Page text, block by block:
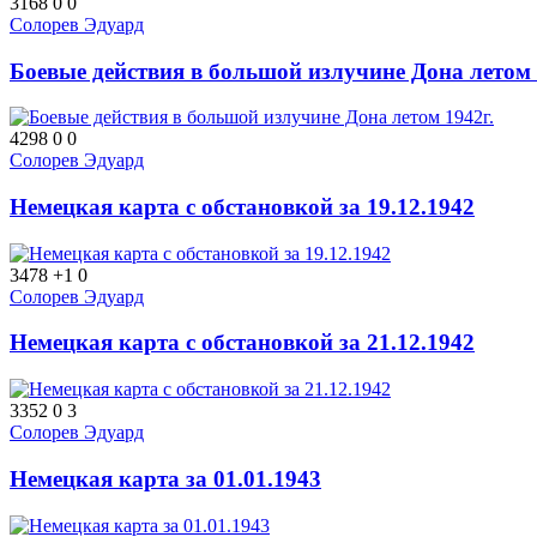
Солорев Эдуард
Боевые действия в большой излучине Дона летом
4298 0 0
Солорев Эдуард
Немецкая карта с обстановкой за 19.12.1942
3478 +1 0
Солорев Эдуард
Немецкая карта с обстановкой за 21.12.1942
3352 0 3
Солорев Эдуард
Немецкая карта за 01.01.1943